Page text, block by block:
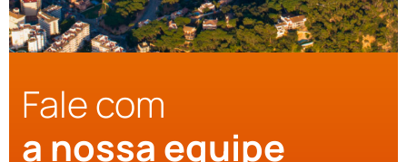
Fale com
a nossa equipe